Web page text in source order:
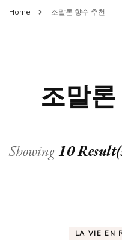
Home 조말론 향수 추천
조말
Showing10
LA VIE EN